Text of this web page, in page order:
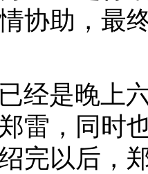
协助，最
经是晚上
雷，同时
完以后，